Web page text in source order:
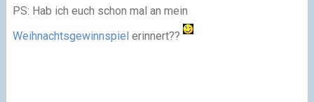
PS: Hab ich euch schon mal an mein
Weihnachtsgewinnspielerinnert??